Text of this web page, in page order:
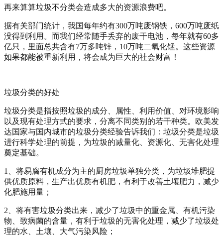
再来算算垃圾不分类会造成多大的资源浪费吧。
据有关部门统计，我国每年约有300万吨废钢铁，600万吨废纸
没得到利用。而我们经常随手丢弃的废干电池，每年就有60多
亿只，里面总共含有7万多吨锌，10万吨二氧化锰。这些资源
如果都能被重新利用，将会成为巨大的社会财富！
垃圾分类的好处
垃圾分类是指按照垃圾的成分、属性、利用价值、对环境影响
以及现有处理方式的要求，分离不同类别的若干种类。欧美发
达国家与国内城市的垃圾分类经验告诉我们：垃圾分类是垃圾
进行科学处理的前提，为垃圾的减量化、资源化、无害化处理
奠定基础。
1、将易腐有机成分为主的厨房垃圾单独分类，为垃圾堆肥提
供优质原料，生产出优质有机肥，有利于改善土壤肥力，减少
化肥施用量；
2、将有害垃圾分类出来，减少了垃圾中的重金属、有机污染
物、致病菌的含量，有利于垃圾的无害化处理，减少了垃圾处
理的水、土壤、大气污染风险；